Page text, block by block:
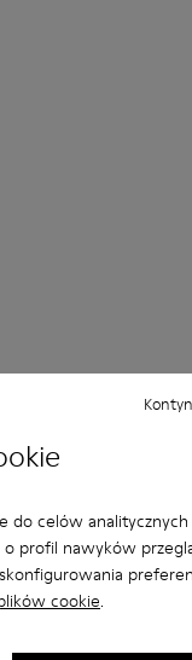
do celów
profil nawyków
cookie.